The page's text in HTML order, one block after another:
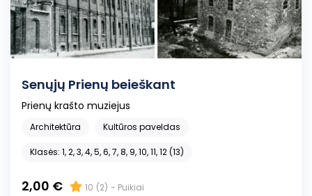
Senųjų Prienų beieškant
Prienų krašto muziejus
Architektūra Kultūros paveldas
Klasės: 1, 2, 3, 4, 5, 6, 7, 8, 9, 10, 11, 12 (13)
2,00 € 10 (2) - Puikiai